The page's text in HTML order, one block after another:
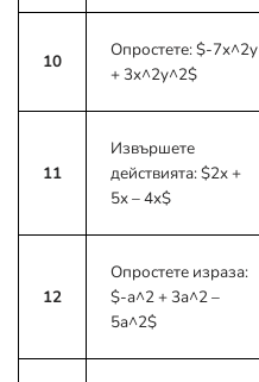
10
Опростете:$-7x^2y
+ 3x^2y^2$
11
Извършете
действията:$2x +
5x – 4x$
12
Опростете израза:
$-a^2 + 3a^2 –
5a^2$